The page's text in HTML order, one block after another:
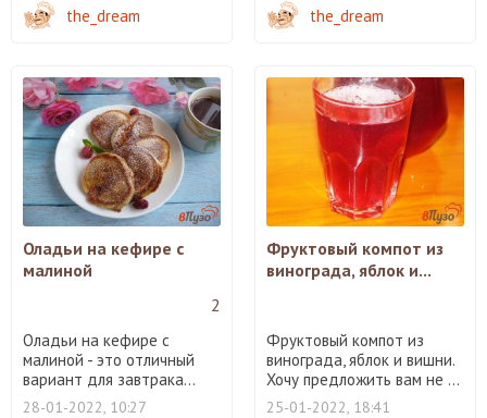
the_dream the_dream
Оладьи на кефире с
малиной
2
Оладьи на кефире с
малиной - это отличный
вариант для завтрака...
28-01-2022, 10:27
Фруктовый компот из
винограда, яблок и...
Фруктовый компот из
винограда, яблок и вишни.
Хочу предложить вам не ...
25-01-2022, 18:41